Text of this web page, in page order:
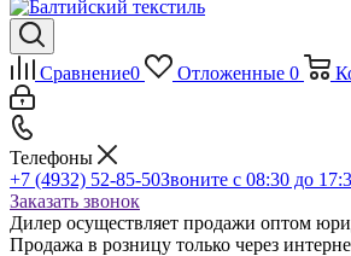
Сравнение0 Отложенные 0
Телефоны
+7 (4932) 52-85-50Звоните с 08:30 до
Заказать звонок
Дилер осуществляет продажи оптом
Продажа в розницу только через